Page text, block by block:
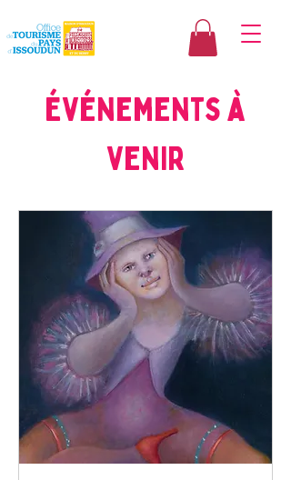
Événements à
venir